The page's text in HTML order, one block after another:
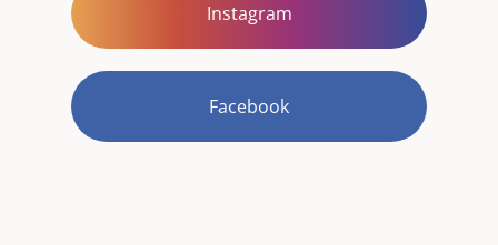
Instagram
Facebook